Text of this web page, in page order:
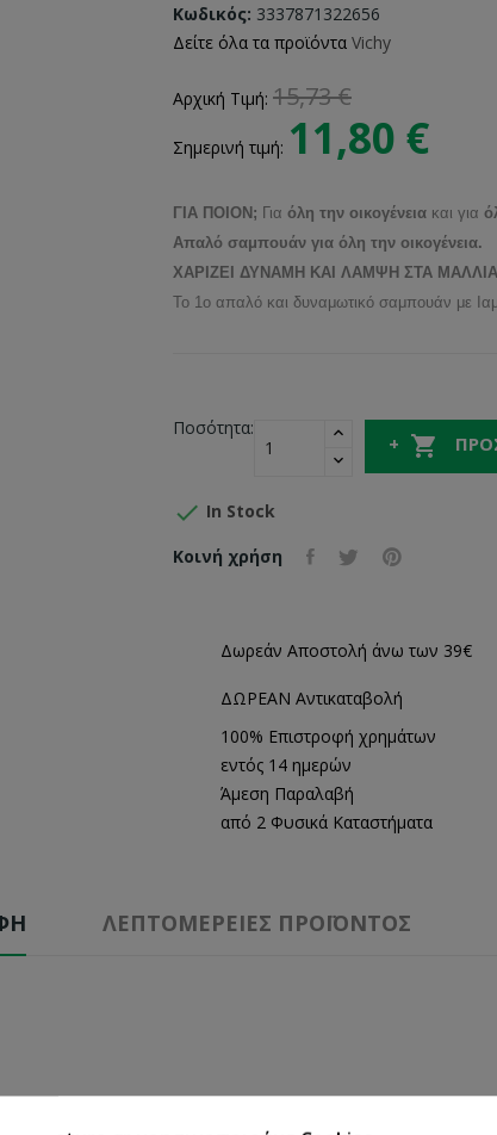
Κωδικός: 3337871322656
Δείτε όλα τα προϊόντα Vichy
Αρχική Τιμή: 15,73 €
Σημερινή τιμή: 11,80 €
ΓΙΑ ΠΟΙΟΝ; Για όλη την οικογένεια και για
Απαλό σαμπουάν για όλη την οικογένεια.
ΧΑΡΙΖΕΙ ΔΥΝΑΜΗ ΚΑΙ ΛΑΜΨΗ ΣΤΑ
Το 1ο απαλό και δυναμωτικό σαμπουάν με
Ποσότητα:

 In Stock
Κοινή χρήση
Δωρεάν Αποστολή άνω των 39€
ΔΩΡΕΑΝ Αντικαταβολή
100% Επιστροφή χρημάτων
εντός 14 ημερών
Άμεση Παραλαβή
από 2 Φυσικά Καταστήματα
ΛΕΠΤΟΜΈΡΕΙΕΣ ΠΡΟΪΌΝΤΟΣ
μεταλλικά στοιχεία: